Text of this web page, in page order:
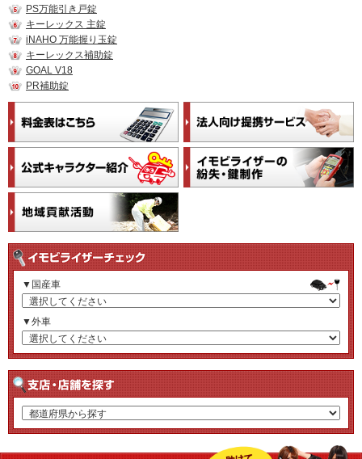
PS万能引き戸錠
キーレックス 主錠
iNAHO 万能握り玉錠
キーレックス補助錠
GOAL V18
PR補助錠
▼国産車
▼外車